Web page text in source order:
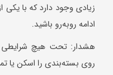
زیادی وجود دارد که با
ادامه روبه‌رو باشید.
روی بسته‌بندی را اسکن یا